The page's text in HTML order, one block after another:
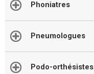
Phoniatres
Pneumologues
Podo-orthésistes